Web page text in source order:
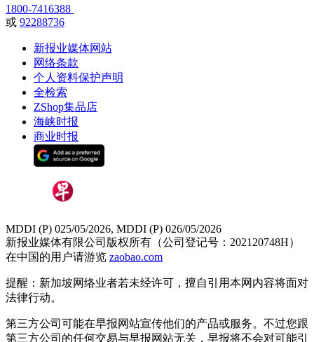
1800-7416388
或 92288736
新报业媒体网站
网络条款
个人资料保护声明
全检索
ZShop集品店
海峡时报
商业时报
MDDI (P) 025/05/2026, MDDI (P) 026/05/2026
新报业媒体有限公司版权所有（公司登记号：202120748H）
在中国的用户请游览 zaobao.com
提醒：新加坡网络业者若未经许可，擅自引用本网内容将面对
法律行动。
第三方公司可能在早报网站宣传他们的产品或服务。不过您跟
第三方公司的任何交易与早报网站无关，早报将不会对可能引